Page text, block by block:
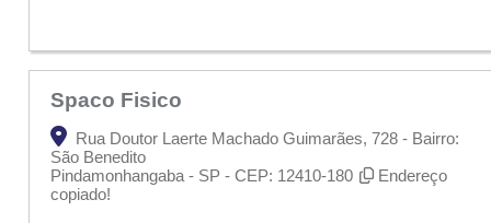
Spaco Fisico
Rua Doutor Laerte Machado Guimarães, 728 - Bairro:
São Benedito
Pindamonhangaba - SP - CEP: 12410-180
Endereço
copiado!